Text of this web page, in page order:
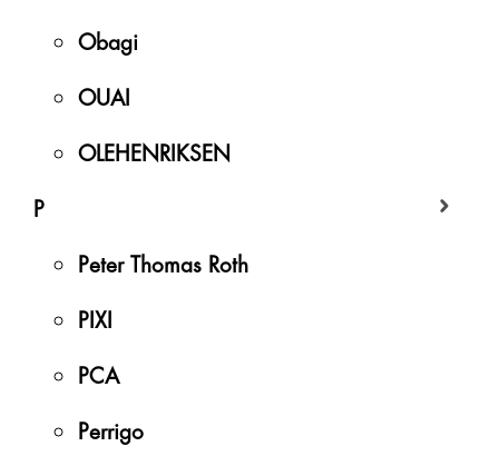
Obagi
OUAI
OLEHENRIKSEN
P
Peter Thomas Roth
PIXI
PCA
Perrigo